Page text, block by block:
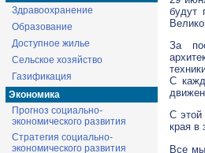
Здравоохранение
Образование
Доступное жилье
Сельское хозяйство
Газификация
Экономика
Прогноз социально-
экономического развития
Стратегия социально-
экономического развития
будут
За
С
С этой
края в
Все мы